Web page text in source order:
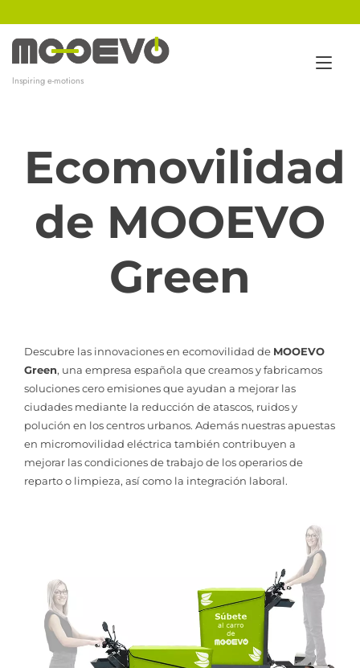
al
contenido
Inspiring e-motions
Ecomovilidad
de MOOEVO
Green
Descubre las innovaciones en ecomovilidad de MOOEVO
Green, una empresa española que creamos y fabricamos
soluciones cero emisiones que ayudan a mejorar las
ciudades mediante la reducción de atascos, ruidos y
polución en los centros urbanos. Además nuestras apuestas
en micromovilidad eléctrica también contribuyen a
mejorar las condiciones de trabajo de los operarios de
reparto o limpieza, así como la integración laboral.